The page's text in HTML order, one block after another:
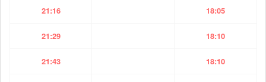
21:16 18:05
21:29 18:10
21:43 18:10